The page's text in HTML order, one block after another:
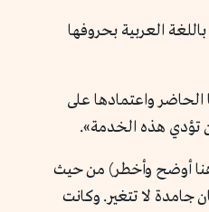
العربية بحروفها
الحاضر واعتمادها على
تؤدي هذه الخدمة».
أوضح وأخطر) من حيث
جامدة لا تتغير. وكانت